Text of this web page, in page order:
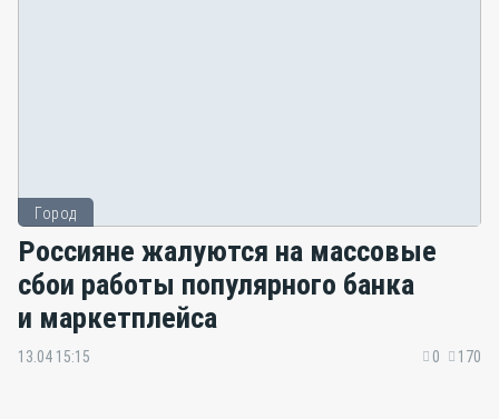
Город
Россияне жалуются на массовые
сбои работы популярного банка
и маркетплейса
13.04 15:15 0 170